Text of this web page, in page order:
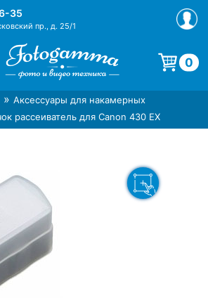
35
пр., д. 25/1
Интернет-магазин фототехники
Foto-Gamma в СПб
Магазин фотоаксессуаров foto-
gamma.ru
0
Корзина пуста.
» Аксессуары для накамерных
рассеиватель для Canon 430 EX